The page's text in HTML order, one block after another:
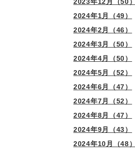
2024年1月（49）
2024年2月（46）
2024年3月（50）
2024年4月（50）
2024年5月（52）
2024年6月（47）
2024年7月（52）
2024年8月（47）
2024年9月（43）
2024年10月（48）